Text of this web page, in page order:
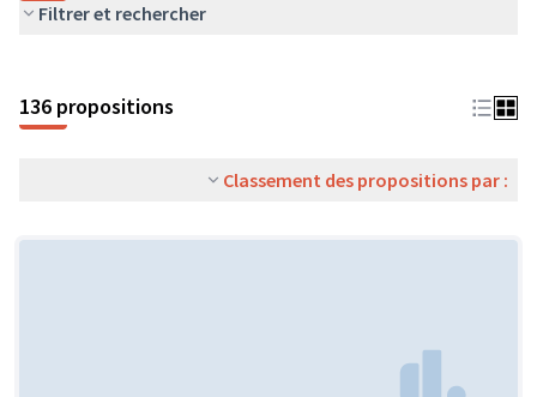
Filtrer et rechercher
136 propositions
Classement des propositions par :